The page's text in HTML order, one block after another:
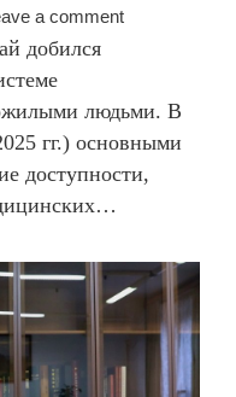
a comment
добился
людьми. В
гг.) основными
доступности,